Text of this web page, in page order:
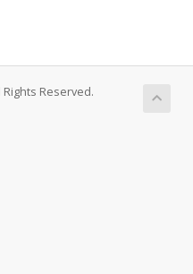
Reserved.